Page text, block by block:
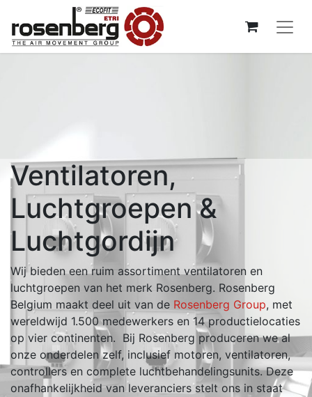
Ventilatoren,
Luchtgroepen &
Luchtgordijn
Wij bieden een ruim assortiment ventilatoren en
luchtgroepen van het merk Rosenberg. Rosenberg
Belgium maakt deel uit van de Rosenberg Group, met
wereldwijd 1.500 medewerkers en 14 productielocaties
op vier continenten. Bij Rosenberg produceren we al
onze onderdelen zelf, inclusief motoren, ventilatoren,
controllers en complete luchtbehandelingsunits. Deze
onafhankelijkheid van leveranciers stelt ons in staat